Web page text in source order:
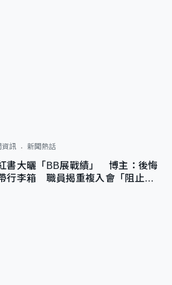
資訊 新聞熱話
書大曬「BB展戰績」 博主：後悔
行李箱 職員揭重複入會「阻止唔